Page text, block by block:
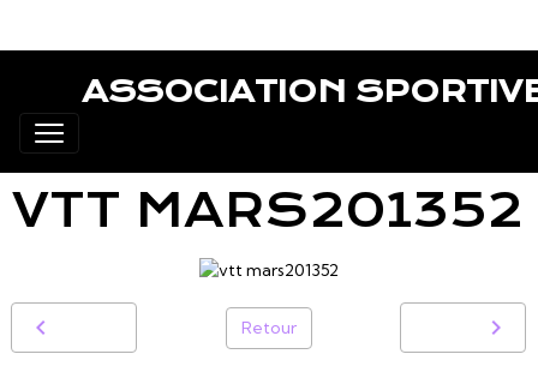
ASSOCIATION
VTT MARS201352
Retour